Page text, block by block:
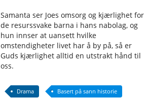
Samanta ser Joes omsorg og kjærlighet for
de resurssvake barna i hans nabolag, og
hun innser at uansett hvilke
omstendigheter livet har å by på, så er
Guds kjærlighet alltid en utstrakt hånd til
oss.
Drama Basert på sann historie